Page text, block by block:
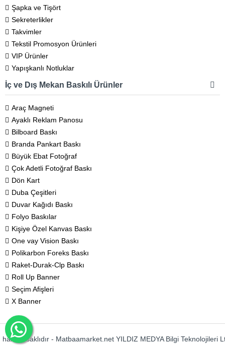
Şapka ve Tişört
Sekreterlikler
Takvimler
Tekstil Promosyon Ürünleri
VIP Ürünler
Yapışkanlı Notluklar
İç ve Dış Mekan Baskılı Ürünler
Araç Magneti
Ayaklı Reklam Panosu
Bilboard Baskı
Branda Pankart Baskı
Büyük Ebat Fotoğraf
Çok Adetli Fotoğraf Baskı
Dön Kart
Duba Çeşitleri
Duvar Kağıdı Baskı
Folyo Baskılar
Kişiye Özel Kanvas Baskı
One vay Vision Baskı
Polikarbon Foreks Baskı
Raket-Durak-Clp Baskı
Roll Up Banner
Seçim Afişleri
X Banner
saklıdır - Matbaamarket.net YILDIZ MEDYA Bilgi Teknolojileri